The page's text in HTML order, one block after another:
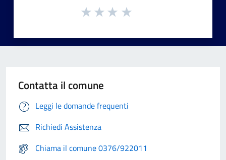
Contatta il comune
Leggi le domande frequenti
Richiedi Assistenza
Chiama il comune 0376/922011